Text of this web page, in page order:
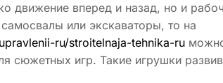
движение вперед и назад, но и
или экскаваторы, то на
ru/stroitelnaja-tehnika-ru
сюжетных игр. Такие игрушки